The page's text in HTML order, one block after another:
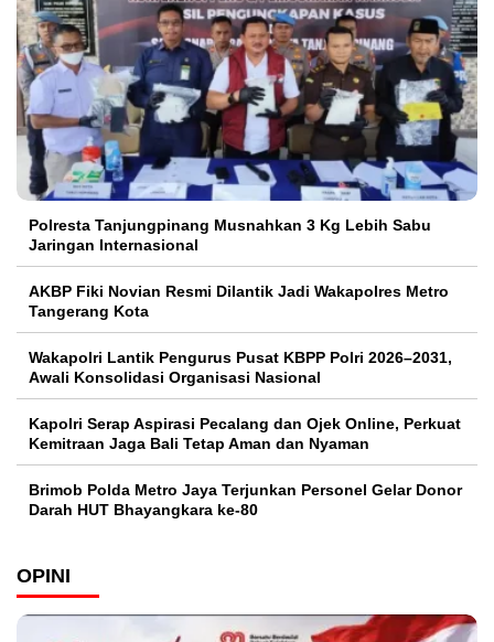
Polresta Tanjungpinang Musnahkan 3 Kg Lebih Sabu
Jaringan Internasional
AKBP Fiki Novian Resmi Dilantik Jadi Wakapolres Metro
Tangerang Kota
Wakapolri Lantik Pengurus Pusat KBPP Polri 2026–2031,
Awali Konsolidasi Organisasi Nasional
Kapolri Serap Aspirasi Pecalang dan Ojek Online, Perkuat
Kemitraan Jaga Bali Tetap Aman dan Nyaman
Brimob Polda Metro Jaya Terjunkan Personel Gelar Donor
Darah HUT Bhayangkara ke-80
OPINI